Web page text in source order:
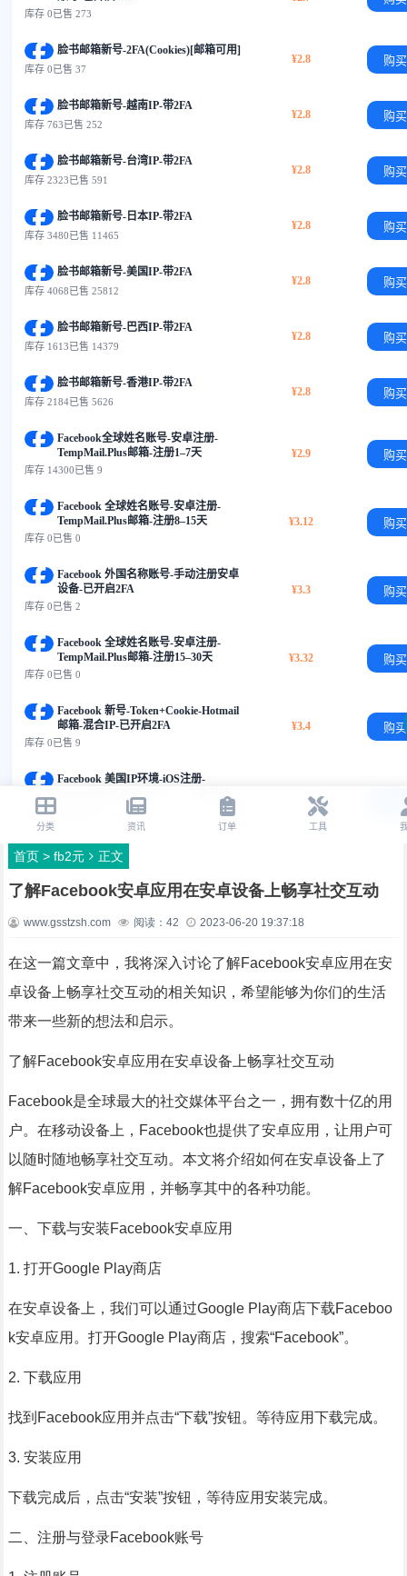
首页> fb2元 正文
了解Facebook安卓应用在安卓设备上畅享社交互动
www.gsstzsh.com 阅读： 42 2023-06-20 19:37:18
在这一篇文章中，我将深入讨论了解Facebook安卓应用在安
卓设备上畅享社交互动的相关知识，希望能够为你们的生活
带来一些新的想法和启示。
了解Facebook安卓应用在安卓设备上畅享社交互动
Facebook是全球最大的社交媒体平台之一，拥有数十亿的用
户。在移动设备上，Facebook也提供了安卓应用，让用户可
以随时随地畅享社交互动。本文将介绍如何在安卓设备上了
解Facebook安卓应用，并畅享其中的各种功能。
一、下载与安装Facebook安卓应用
1. 打开Google Play商店
在安卓设备上，我们可以通过Google Play商店下载Faceboo
k安卓应用。打开Google Play商店，搜索“Facebook”。
2. 下载应用
找到Facebook应用并点击“下载”按钮。等待应用下载完成。
3. 安装应用
下载完成后，点击“安装”按钮，等待应用安装完成。
二、注册与登录Facebook账号